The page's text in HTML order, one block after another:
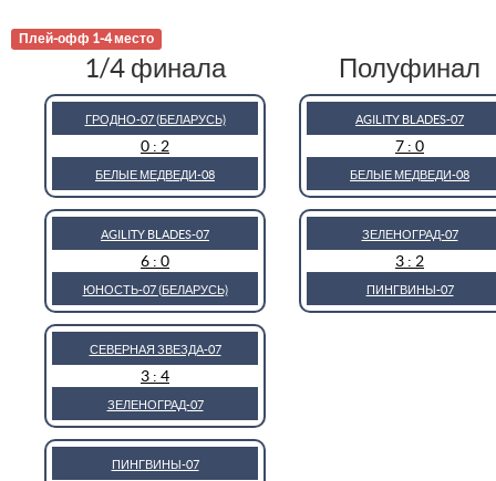
Плей-офф 1-4 место
1/4 финала
ГРОДНО-07 (БЕЛАРУСЬ)
0 : 2
БЕЛЫЕ МЕДВЕДИ-08
AGILITY BLADES-07
6 : 0
ЮНОСТЬ-07 (БЕЛАРУСЬ)
СЕВЕРНАЯ ЗВЕЗДА-07
3 : 4
ЗЕЛЕНОГРАД-07
ПИНГВИНЫ-07
Полуфинал
AGILITY BLADES-07
7 : 0
БЕЛЫЕ МЕДВЕДИ-08
ЗЕЛЕНОГРАД-07
3 : 2
ПИНГВИНЫ-07